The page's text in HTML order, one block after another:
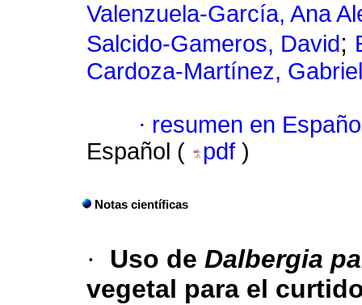
Valenzuela-García, Ana
Salcido-Gameros, David ;
Cardoza-Martínez,
· resumen en
Español (
pdf )
Notas científicas
· Uso de Dalbergia
vegetal para el